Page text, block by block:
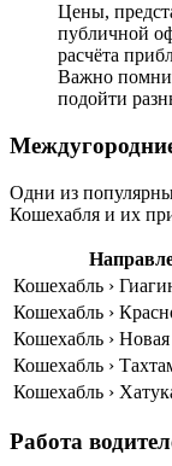
Цены,
публичной
расчёта
Важно
подойти
Одни из
Кошехабля и их
Кошехабль ›
Кошехабль ›
Кошехабль ›
Кошехабль ›
Кошехабль ›
Работа